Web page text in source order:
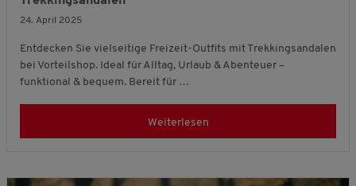
24. April 2025
Entdecken Sie vielseitige Freizeit-Outfits mit Trekkingsandalen
bei Vorteilshop. Ideal für Alltag, Urlaub & Abenteuer –
funktional & bequem. Bereit für …
Weiterlesen